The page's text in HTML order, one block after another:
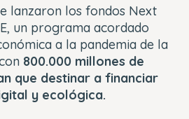
lanzaron los fondos Next
un programa acordado
a la pandemia de la
800.000 millones de
que destinar a financiar
y ecológica.